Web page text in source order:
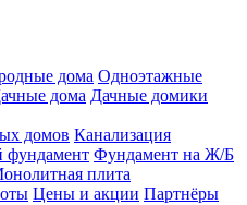
дома Одноэтажные
дома Дачные домики
домов Канализация
фундамент Фундамент на Ж/Б
плита
Цены и акции Партнёры